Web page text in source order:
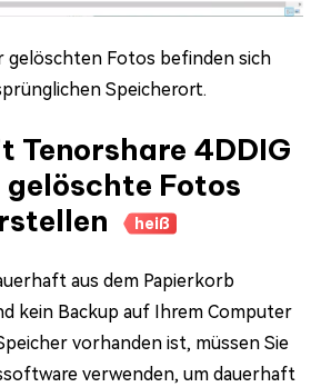
gelöschten Fotos befinden sich
Speicherort.
Tenorshare 4DDIG
Fotos
heiß
aus dem Papierkorb
kein Backup auf Ihrem Computer
vorhanden ist, müssen Sie
verwenden, um dauerhaft